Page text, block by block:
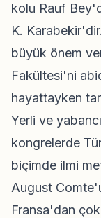
kolu Rauf
K.
büyük önem
Fakültesi'ni
hayattayken
Yerli ve
kongrelerde
biçimde ilmi
August
Fransa'dan